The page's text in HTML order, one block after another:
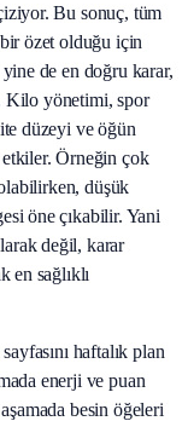
Bu sonuç, tüm
özet olduğu için
yine de en doğru karar,
Kilo yönetimi, spor
düzeyi ve öğün
Örneğin çok
düşük
öne çıkabilir. Yani
değil, karar
en sağlıklı
haftalık plan
enerji ve puan
besin öğeleri